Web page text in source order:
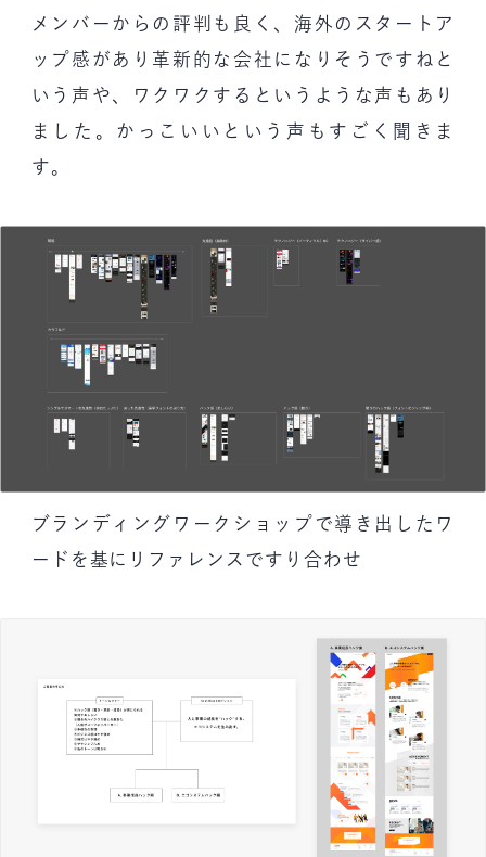
メンバーからの評判も良く、海外のスタートア
ップ感があり革新的な会社になりそうですねと
いう声や、ワクワクするというような声もあり
ました。かっこいいという声もすごく聞きま
す。
ブランディングワークショップで導き出したワ
ードを基にリファレンスですり合わせ